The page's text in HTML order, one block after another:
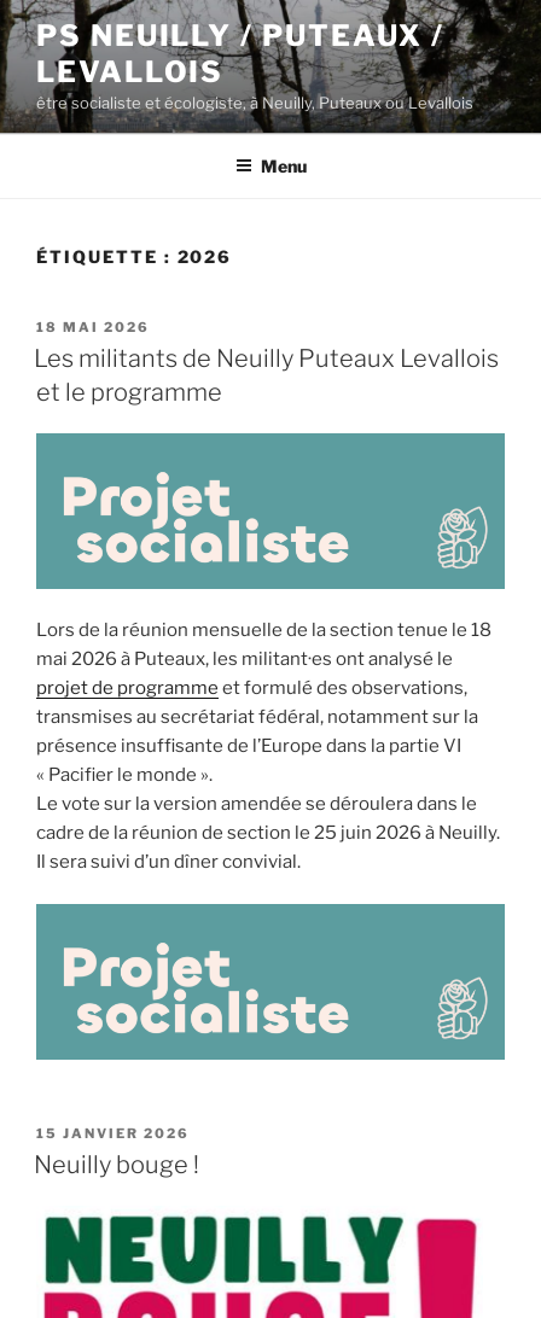
Aller
au
contenu
principal
PS NEUILLY / PUTEAUX /
LEVALLOIS
être socialiste et écologiste, à Neuilly, Puteaux ou Levallois
Menu
ÉTIQUETTE : 2026
PUBLIÉ
LE
18 MAI 2026
Les militants de Neuilly Puteaux Levallois
et le programme
Lors de la réunion mensuelle de la section tenue le 18
mai 2026 à Puteaux, les militant·es ont analysé le
projet de programme et formulé des observations,
transmises au secrétariat fédéral, notamment sur la
présence insuffisante de l’Europe dans la partie VI
« Pacifier le monde ».
Le vote sur la version amendée se déroulera dans le
cadre de la réunion de section le 25 juin 2026 à Neuilly.
Il sera suivi d’un dîner convivial.
PUBLIÉ
LE
15 JANVIER 2026
Neuilly bouge !